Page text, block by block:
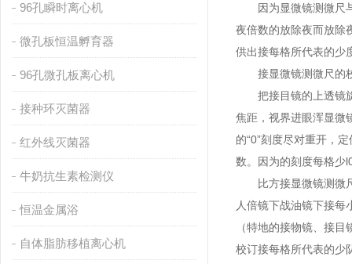
96孔瞬时离心机
微孔板恒温孵育器
96孔微孔板离心机
接种环灭菌器
红外线灭菌器
牛奶抗生素检测仪
恒温金属浴
自体脂肪移植离心机
因为显微镜测微尺与
夜倍数的放除夜而放除
供出接每格所代表的少
接显微镜测微尺的
把接目镜的上透镜旋
焦距，视界进眼浑显微
的“0”刻度尽对重开，
数。因为的刻度每格少
比方接显微镜测微尺
人倍镜下战油镜下接
（特地的接物镜、接
校订接每格所代表的少